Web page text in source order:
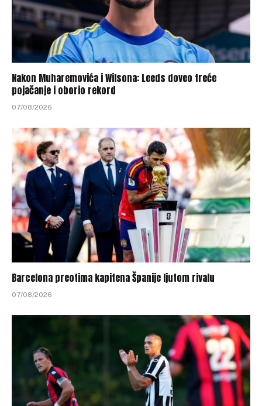
Nakon Muharemovića i Wilsona: Leeds doveo treće
pojačanje i oborio rekord
07/08/2026
Barcelona preotima kapitena Španije ljutom rivalu
07/08/2026